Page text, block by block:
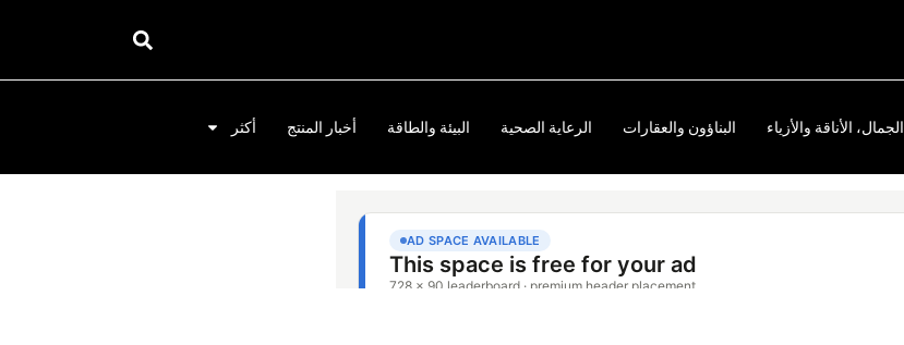
الجمال، الأناقة والأزياء البناؤون والعقارات الرعاية الصحية البيئة والطاقة أخبار المنتج أكثر